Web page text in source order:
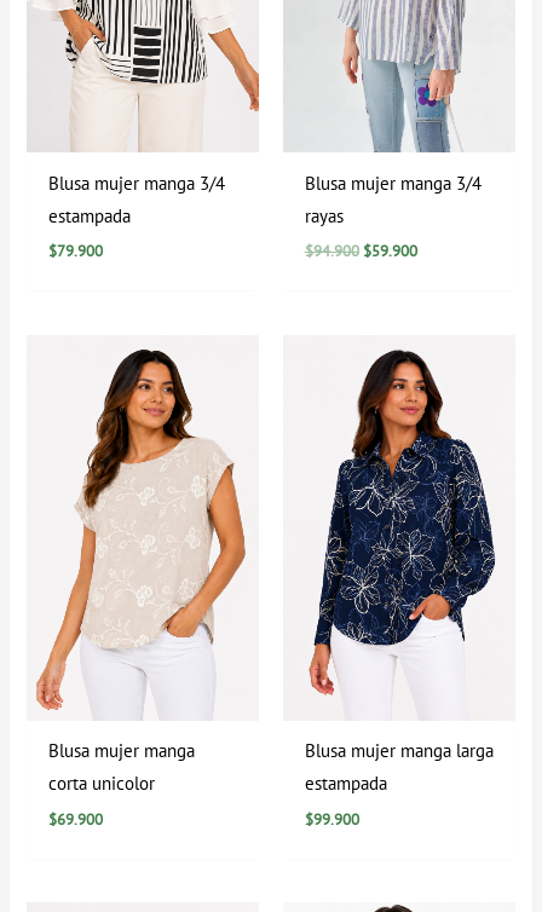
Blusa mujer manga 3/4
estampada
$79.900
Blusa mujer manga 3/4
rayas
$94.900 $59.900
Blusa mujer manga
corta unicolor
$69.900
Blusa mujer manga larga
estampada
$99.900